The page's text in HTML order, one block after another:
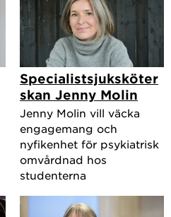
Specialistsjuksköter
skan Jenny Molin
Jenny Molin vill väcka
engagemang och
nyfikenhet för psykiatrisk
omvårdnad hos
studenterna